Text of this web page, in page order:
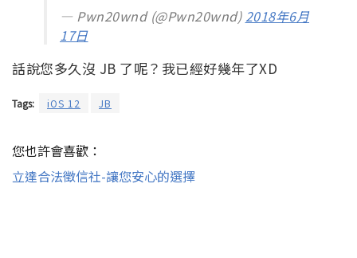
— Pwn20wnd (@Pwn20wnd) 2018年6月
17日
話說您多久沒 JB 了呢？我已經好幾年了XD
Tags: iOS 12 JB
您也許會喜歡：
立達合法徵信社-讓您安心的選擇